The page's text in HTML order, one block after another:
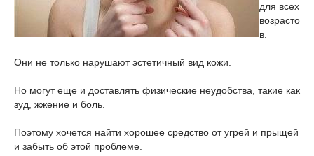
для всех
возрасто
в.
Они не только нарушают эстетичный вид кожи.
Но могут еще и доставлять физические неудобства, такие как
зуд, жжение и боль.
Поэтому хочется найти хорошее средство от угрей и прыщей
и забыть об этой проблеме.